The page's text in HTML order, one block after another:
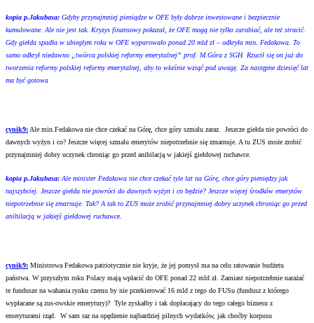
kopia p.Jakubasa: Gdyby przynajmniej pieniądze w OFE były dobrze inwestowane i bezpiecznie
kumulowane. Ale nie jest tak. Kryzys finansowy pokazał, że OFE mogą nie tylko zarabiać, ale też stracić.
Gdy giełda spadła w ubiegłym roku w OFE wyparowało ponad 20 mld zł – odkryła min. Fedakowa. To
samo odkrył niedawno „twórca polskiej reformy emerytalnej” prof. M.Góra z SGH. Rzucił się on już do
tworzenia reformy polskiej reformy emerytalnej, aby to właśnie wziąć pod uwagę. Za następne dziesięć lat
ma być gotowa
cynik9: Ale min.Fedakowa nie chce czekać na Górę, chce góry szmalu zaraz. Jeszcze giełda nie powróci do
dawnych wyżyn i co? Jeszcze więcej szmalu emerytów niepotrzebnie się zmarnuje. A tu ZUS może zrobić
przynajmniej dobry uczynek chroniąc go przed anihilacją w jakiejś giełdowej ruchawce.
kopia p.Jakubasa: Ale minister Fedakowa nie chce czekać tyle lat na Górę, chce góry pieniędzy jak
najszybciej. Jeszcze giełda nie powróci do dawnych wyżyn i co będzie? Jeszcze więcej środków emerytów
niepotrzebnie się zmarnuje. Tak? A tak to ZUS może zrobić przynajmniej dobry uczynek chroniąc go przed
anihilacją w jakiejś giełdowej ruchawce.
cynik9: Ministrowa Fedakowa patriotycznie nie kryje, że jej pomysł ma na celu ratowanie budżetu
państwa. W przyszłym roku Polacy mają wpłacić do OFE ponad 22 mld zł. Zamiast niepotrzebnie narażać
te fundusze na wahania rynku czemu by nie przekierować 16 mld z tego do FUSu (fundusz z którego
wypłacane są zus-owskie emerytury)? Tyle zyskałby i tak dopłacający do tego całego biznesu z
emeryturami rząd. W sam raz na opędzenie najbardziej pilnych wydatków, jak choćby korpusu